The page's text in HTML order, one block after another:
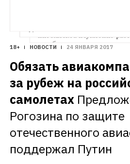
интеллекта неуклонно
разобрался, кому и зачем
18+ НОВОСТИ 24 ЯНВАРЯ 2017
Обязать
за рубеж на
самолетах
Рогозина по защите
отечественного
поддержал Путин